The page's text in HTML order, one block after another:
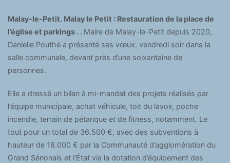
Malay-le-Petit. Malay le Petit : Restauration de la place de
l’église et parkings . . Maire de Malay-le-Petit depuis 2020,
Danielle Pouthé a présenté ses vœux, vendredi soir dans la
salle communale, devant près d’une soixantaine de
personnes.
Elle a dressé un bilan à mi-mandat des projets réalisés par
l’équipe municipale, achat véhicule, toit du lavoir, poche
incendie, terrain de pétanque et de fitness, notamment. Le
tout pour un total de 36.500 €, avec des subventions à
hauteur de 18.000 € par la Communauté d’agglomération du
Grand Sénonais et l’État via la dotation d’équipement des